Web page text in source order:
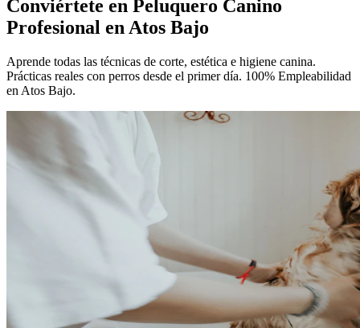
Conviértete en Peluquero Canino
Profesional en Atos Bajo
Aprende todas las técnicas de corte, estética e higiene canina.
Prácticas reales con perros desde el primer día. 100% Empleabilidad
en Atos Bajo.